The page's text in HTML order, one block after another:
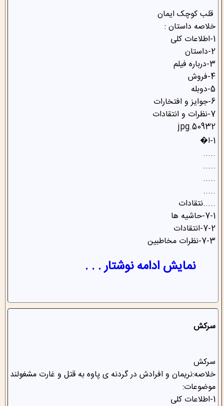
قلب کوچک ایمان
خلاصه داستان :
1-اطلاعات کلی
2-داستان
3-درباره فیلم
4-فروش
5-دوبله
6-جوایز و افتخارات
7-نظرات و انتقادات
50932.jpg
1-ا�
.....
.....
.....
.....
.....نتقادات
7-1-حاشیه ها
7-2-انتقادات
7-3-نظرات مخاطبین
نمایش ادامه نوشتار . . .
سرکش
سرکش
خلاصه:نریمان و افرادش در گردنه ی پاوه به قتل و غارت مشغولند
موضوعات:
1-اطلاعات کلی